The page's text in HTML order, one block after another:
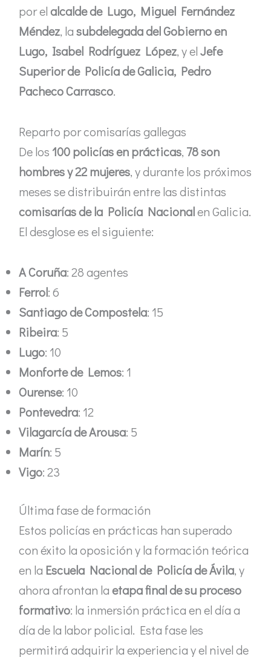
por elalcalde de Lugo, Miguel Fernández
Méndez, lasubdelegada del Gobierno en
Lugo, Isabel Rodríguez López, y elJefe
Superior de Policía de Galicia, Pedro
Pacheco Carrasco.
Reparto por comisarías gallegas
De los100 policías en prácticas, 78 son
hombres y 22 mujeres, y durante los próximos
meses se distribuirán entre las distintas
comisarías de la Policía Nacionalen Galicia.
El desglose es el siguiente:
A Coruña: 28 agentes
Ferrol: 6
Santiago de Compostela: 15
Ribeira: 5
Lugo: 10
Monforte de Lemos: 1
Ourense: 10
Pontevedra: 12
Vilagarcía de Arousa: 5
Marín: 5
Vigo: 23
Última fase de formación
Estos policías en prácticas han superado
con éxito la oposición y la formación teórica
en la Escuela Nacional de Policía de Ávila, y
ahora afrontan laetapa final de su proceso
formativo: la inmersión práctica en el día a
día de la labor policial. Esta fase les
permitirá adquirir la experiencia y el nivel de